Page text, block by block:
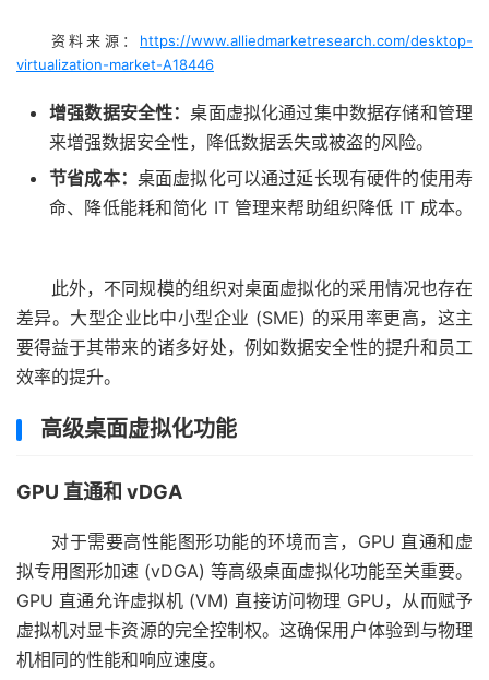
资料来源： https://www.alliedmarketresearch.com/desktop-
virtualization-market-A18446
增强数据安全性：桌面虚拟化通过集中数据存储和管理
来增强数据安全性，降低数据丢失或被盗的风险。
节省成本： 桌面虚拟化可以通过延长现有硬件的使用寿
命、降低能耗和简化 IT 管理来帮助组织降低 IT 成本。
此外，不同规模的组织对桌面虚拟化的采用情况也存在
差异。大型企业比中小型企业 (SME) 的采用率更高，这主
要得益于其带来的诸多好处，例如数据安全性的提升和员工
效率的提升。
高级桌面虚拟化功能
GPU 直通和 vDGA
对于需要高性能图形功能的环境而言，GPU 直通和虚
拟专用图形加速 (vDGA) 等高级桌面虚拟化功能至关重要。
GPU 直通允许虚拟机 (VM) 直接访问物理 GPU，从而赋予
虚拟机对显卡资源的完全控制权。这确保用户体验到与物理
机相同的性能和响应速度。